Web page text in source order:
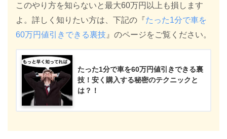
このやり方を知らないと最大60万円以上も損します
よ。詳しく知りたい方は、下記の『たった1分で車を
60万円値引きできる裏技 』のページをご覧ください。
たった1分で車を60万円値引きできる裏
技！安く購入する秘密のテクニックと
は？！